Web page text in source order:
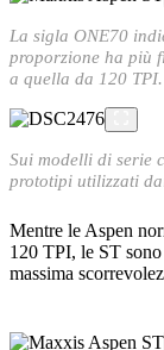
La sigla ONE70
proporzione ha più
a quella da 120 TPI.
Sui modelli di serie
prototipi utilizzati
Mentre le Aspen
120 TPI, le ST
massima